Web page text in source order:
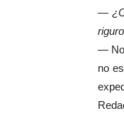
—
— No
no